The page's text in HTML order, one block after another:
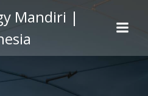
to
content
Mandiri |